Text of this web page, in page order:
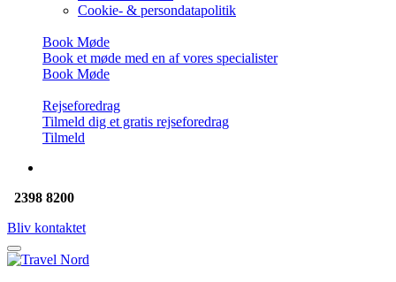
Cookie- & persondatapolitik
Book Møde
Book et møde med en af vores specialister
Book Møde
Rejseforedrag
Tilmeld dig et gratis rejseforedrag
Tilmeld
2398 8200
Bliv kontaktet